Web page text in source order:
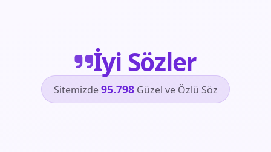
İyi Sözler
Sitemizde95.798Güzel ve Özlü Söz